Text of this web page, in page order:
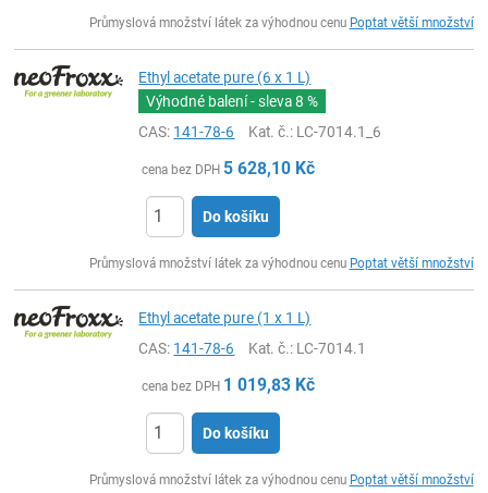
Průmyslová množství látek za výhodnou cenu Poptat větší množství
Ethyl acetate pure (6 x 1 L)
Výhodné balení - sleva8 %
CAS: 141-78-6 Kat. č.: LC-7014.1_6
cena bez DPH 5 628,10 Kč
Do košíku
Průmyslová množství látek za výhodnou cenu Poptat větší množství
Ethyl acetate pure (1 x 1 L)
CAS: 141-78-6 Kat. č.: LC-7014.1
cena bez DPH 1 019,83 Kč
Do košíku
Průmyslová množství látek za výhodnou cenu Poptat větší množství